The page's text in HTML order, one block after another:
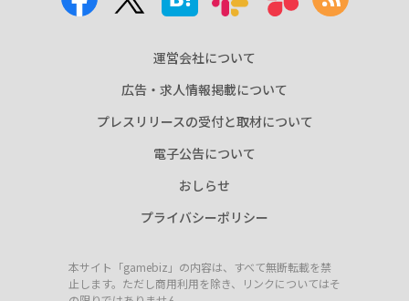
運営会社について
広告・求人情報掲載について
プレスリリースの受付と取材について
電子公告について
おしらせ
プライバシーポリシー
本サイト「gamebiz」の内容は、すべて無断転載を禁
止します。ただし商用利用を除き、リンクについてはそ